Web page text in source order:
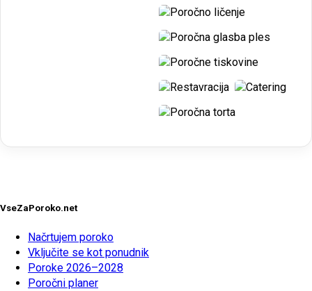
VseZaPoroko.net
Načrtujem poroko
Vključite se kot ponudnik
Poroke 2026–2028
Poročni planer